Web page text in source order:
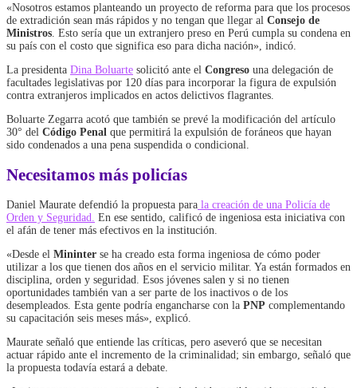
«Nosotros estamos planteando un proyecto de reforma para que los procesos
de extradición sean más rápidos y no tengan que llegar al Consejo de
Ministros . Esto sería que un extranjero preso en Perú cumpla su condena en
su país con el costo que significa eso para dicha nación», indicó.
La presidenta Dina Boluarte solicitó ante el Congreso una delegación de
facultades legislativas por 120 días para incorporar la figura de expulsión
contra extranjeros implicados en actos delictivos flagrantes.
Boluarte Zegarra acotó que también se prevé la modificación del artículo
30° del Código Penal que permitirá la expulsión de foráneos que hayan
sido condenados a una pena suspendida o condicional.
Necesitamos más policías
Daniel Maurate defendió la propuesta para la creación de una Policía de
Orden y Seguridad. En ese sentido, calificó de ingeniosa esta iniciativa con
el afán de tener más efectivos en la institución.
«Desde el Mininter se ha creado esta forma ingeniosa de cómo poder
utilizar a los que tienen dos años en el servicio militar. Ya están formados en
disciplina, orden y seguridad. Esos jóvenes salen y si no tienen
oportunidades también van a ser parte de los inactivos o de los
desempleados. Esta gente podría engancharse con la PNP complementando
su capacitación seis meses más», explicó.
Maurate señaló que entiende las críticas, pero aseveró que se necesitan
actuar rápido ante el incremento de la criminalidad; sin embargo, señaló que
la propuesta todavía estará a debate.